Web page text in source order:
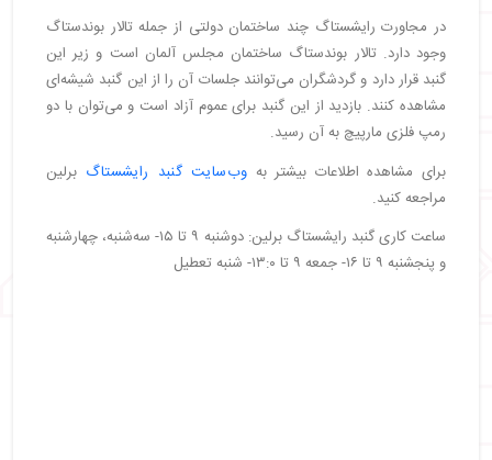
در مجاورت رایشستاگ چند ساختمان دولتی از جمله تالار بوندستاگ
وجود دارد. تالار بوندستاگ ساختمان مجلس آلمان است و زیر این
گنبد قرار دارد و گردشگران می‌توانند جلسات آن را از این گنبد شیشه‌ای
مشاهده کنند. بازدید از این گنبد برای عموم آزاد است و می‌توان با دو
رمپ فلزی مارپیچ به آن رسید.
برای مشاهده اطلاعات بیشتر به وب‌سایت گنبد رایشستاگ برلین
مراجعه کنید.
ساعت کاری گنبد رایشستاگ برلین: دوشنبه ۹ تا ۱۵- سه‌شنبه، چهارشنبه
و پنجشنبه ۹ تا ۱۶- جمعه ۹ تا ۱۳:۰- شنبه تعطیل